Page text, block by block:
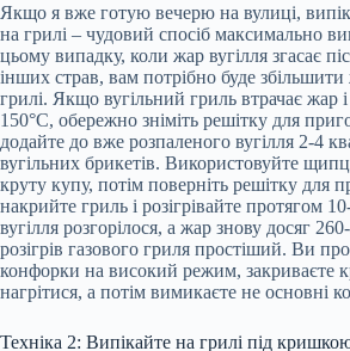
Якщо я вже готую вечерю на вулиці,
на грилі – чудовий спосіб максимально
цьому випадку, коли жар вугілля згасає
інших страв, вам потрібно буде
грилі. Якщо вугільний гриль втрачає жар
150°C, обережно зніміть решітку для
додайте до вже розпаленого вугілля 2-4
вугільних брикетів. Використовуйте
круту купу, потім поверніть решітку для
накрийте гриль і розігрівайте протягом
вугілля розгорілося, а жар знову досяг
розігрів газового гриля простіший. Ви
конфорки на високий режим, закриваєте
нагрітися, а потім вимикаєте не основні
Техніка 2: Випікайте на грилі під